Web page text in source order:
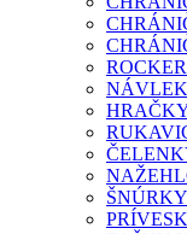
ŠNÚRKY